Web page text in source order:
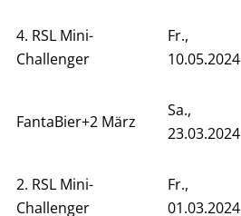
4. RSL Mini-
Challenger
Fr.,
10.05.2024
FantaBier+2 März
Sa.,
23.03.2024
2. RSL Mini-
Challenger
Fr.,
01.03.2024